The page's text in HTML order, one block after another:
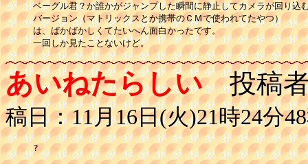
ベーグル君？か誰かがジャンプした瞬間に静止してカメラが回り込
バージョン（マトリックスとか携帯のＣＭで使われてたやつ）
は、ばかばかしくてたいへん面白かったです。
一回しか見たことないけど。
あいねたらしい投稿
稿日：11月16日(火)21時24分